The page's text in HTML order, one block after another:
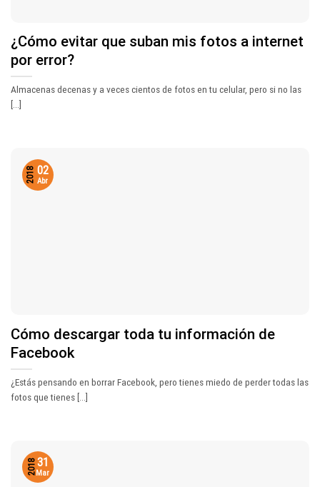
¿Cómo evitar que suban mis fotos a internet
por error?
Almacenas decenas y a veces cientos de fotos en tu celular, pero si no las
[...]
Cómo descargar toda tu información de
Facebook
¿Estás pensando en borrar Facebook, pero tienes miedo de perder todas las
fotos que tienes [...]
02
Abr
2018
31
Mar
2018